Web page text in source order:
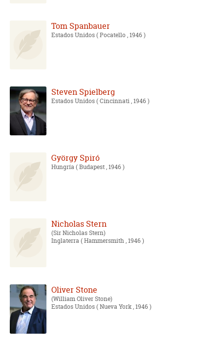
Tom Spanbauer
Estados Unidos( Pocatello , 1946 )
Steven Spielberg
Estados Unidos( Cincinnati , 1946 )
György Spiró
Hungría( Budapest , 1946 )
Nicholas Stern
Sir Nicholas Stern
Inglaterra( Hammersmith , 1946 )
Oliver Stone
William Oliver Stone
Estados Unidos( Nueva York , 1946 )